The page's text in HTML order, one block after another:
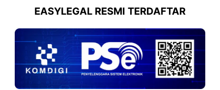
EASYLEGAL RESMI TERDAFTAR